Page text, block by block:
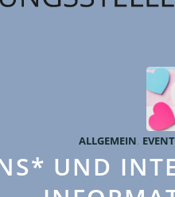
ALLGEMEIN,
UND